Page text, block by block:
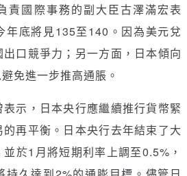
責國際事務的副大臣古澤滿宏表
年底將見135至140。因為美元兌
口競爭力；另一方面，日本傾向
免進一步推高通脹。
示，日本央行應繼續推行貨幣緊
再平衡。日本央行去年結束了大
於1月將短期利率上調至0.5%，